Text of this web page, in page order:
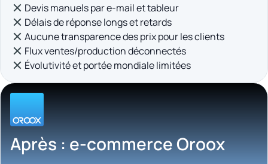
Devis manuels par e-mail et tableur
Délais de réponse longs et retards
Aucune transparence des prix pour les clients
Flux ventes/production déconnectés
Évolutivité et portée mondiale limitées
Après : e-commerce Oroox